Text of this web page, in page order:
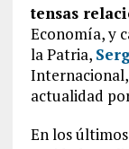
tensas
Economía, y
la Patria,
actualidad
En los